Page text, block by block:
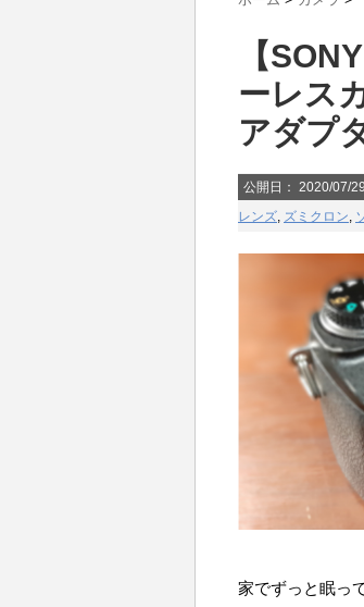
【
ーレス
アダプ
公開日： 2020/07/29
レンズ, ズミクロン,
家でずっと眠っ